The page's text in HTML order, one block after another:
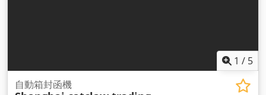
1 / 5
自動箱封函機